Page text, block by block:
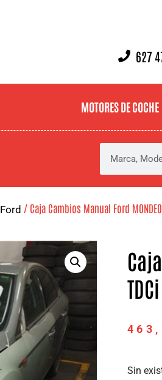
627
MOTORES DE COCHE
Ford / Caja Cambios Manual Ford
Sin